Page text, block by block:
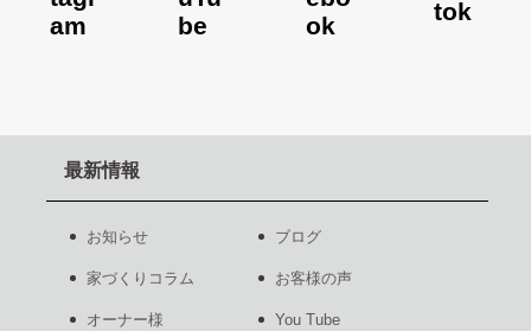
最新情報
お知らせ ブログ
家づくりコラム お客様の声
オーナー様 You Tube